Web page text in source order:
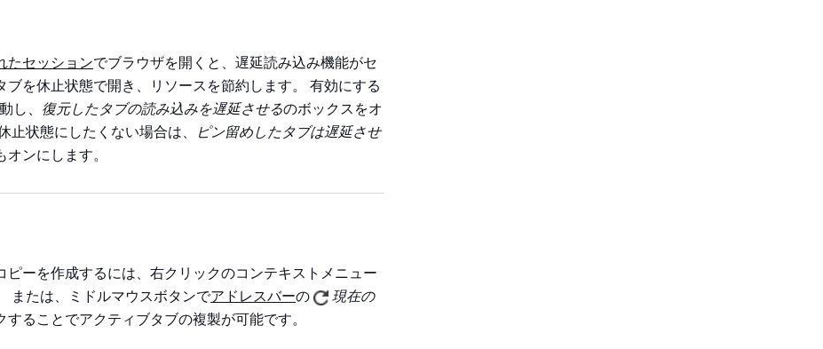
たセッションでブラウザを開くと、遅延読み込み機能がセ
ブを休止状態で開き、リソースを節約します。 有効にする
し、 復元したタブの読み込みを遅延させるのボックスをオ
止状態にしたくない場合は、
ピン留めしたタブは遅延させ
ンにします。
ピーを作成するには、右クリックのコンテキストメニュー
または、ミドルマウスボタンでアドレスバーの
現在の
することでアクティブタブの複製が可能です。